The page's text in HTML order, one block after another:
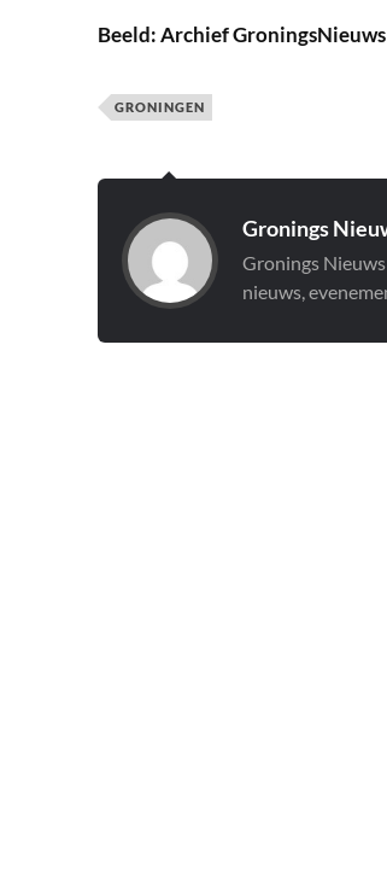
Beeld: Archief GroningsNieuws
GRONINGEN
Gronings
Gronings
nieuws,